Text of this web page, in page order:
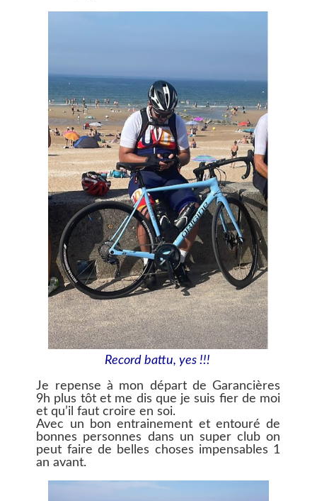
Record battu, yes !!!
Je repense à mon départ de Garancières
9h plus tôt et me dis que je suis fier de moi
et qu’il faut croire en soi.
Avec un bon entrainement et entouré de
bonnes personnes dans un super club on
peut faire de belles choses impensables 1
an avant.